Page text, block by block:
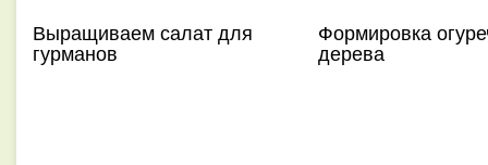
Выращиваем салат для
гурманов
Формировка
дерева